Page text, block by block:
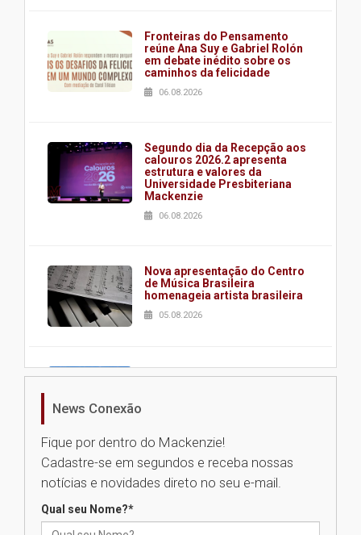
Fronteiras do Pensamento
reúne Ana Suy e Gabriel Rolón
em debate inédito sobre os
caminhos da felicidade
06.08.2026
Segundo dia da Recepção aos
calouros 2026.2 apresenta
estrutura e valores da
Universidade Presbiteriana
Mackenzie
06.08.2026
Nova apresentação do Centro
de Música Brasileira
homenageia artista brasileira
05.08.2026
Universidade Mackenzie
Seminário discute desafios
das novas tecnologias em
News Conexão
Fique por dentro do Mackenzie!
Cadastre-se em segundos e receba nossas
notícias e novidades direto no seu e-mail.
Qual seu Nome?*